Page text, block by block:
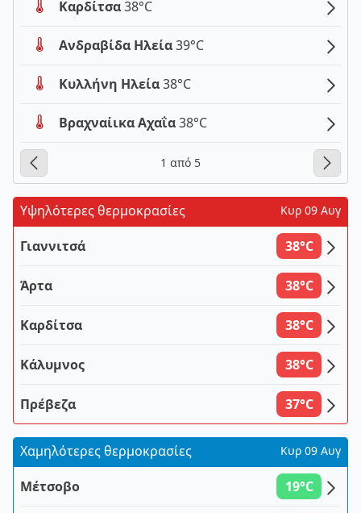
Καρδίτσα38°C
Ανδραβίδα Ηλεία39°C
Κυλλήνη Ηλεία38°C
Βραχναίικα Αχαΐα38°C
1 από 5
Υψηλότερες θερμοκρασίες Κυρ 09 Αυγ
Γιαννιτσά 38°C
Άρτα 38°C
Καρδίτσα 38°C
Κάλυμνος 38°C
Πρέβεζα 37°C
Χαμηλότερες θερμοκρασίες Κυρ 09 Αυγ
Μέτσοβο 19°C